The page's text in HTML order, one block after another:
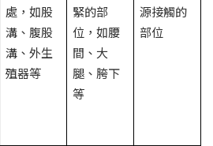
處，如股
溝、腹股
溝、外生
殖器等
緊的部
位，如腰
間、大
腿、胯下
等
源接觸的
部位